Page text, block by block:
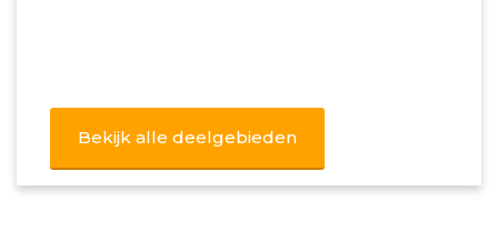
Bekijk alle deelgebieden